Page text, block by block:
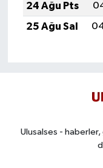
24 Ağu Pts
25 Ağu Sal
Ulusalses -